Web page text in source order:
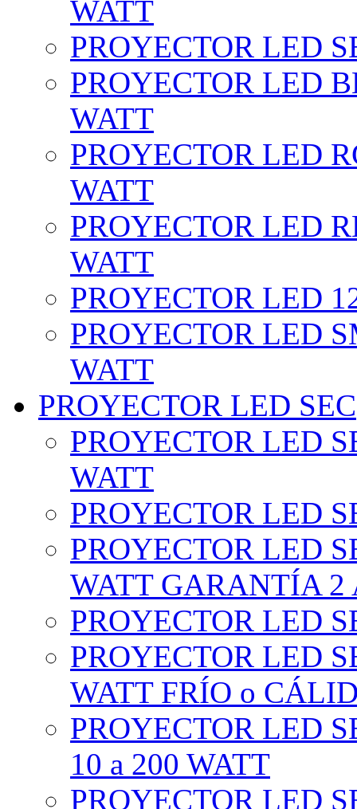
WATT
PROYECTOR LED
PROYECTOR LED
WATT
PROYECTOR LED
WATT
PROYECTOR LED
WATT
PROYECTOR LED
PROYECTOR LED
WATT
PROYECTOR LED SEC
PROYECTOR LED
WATT
PROYECTOR LED
PROYECTOR LED
WATT GARANTÍA 2
PROYECTOR LED
PROYECTOR LED
WATT FRÍO o
PROYECTOR LED
10 a 200 WATT
PROYECTOR LED